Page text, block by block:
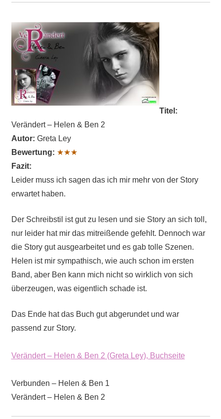
Titel:
Verändert – Helen & Ben 2
Autor: Greta Ley
Bewertung: ★★★
Fazit:
Leider muss ich sagen das ich mir mehr von der Story
erwartet haben.
Der Schreibstil ist gut zu lesen und sie Story an sich toll,
nur leider hat mir das mitreißende gefehlt. Dennoch war
die Story gut ausgearbeitet und es gab tolle Szenen.
Helen ist mir sympathisch, wie auch schon im ersten
Band, aber Ben kann mich nicht so wirklich von sich
überzeugen, was eigentlich schade ist.
Das Ende hat das Buch gut abgerundet und war
passend zur Story.
Verändert – Helen & Ben 2 (Greta Ley), Buchseite
Verbunden – Helen & Ben 1
Verändert – Helen & Ben 2